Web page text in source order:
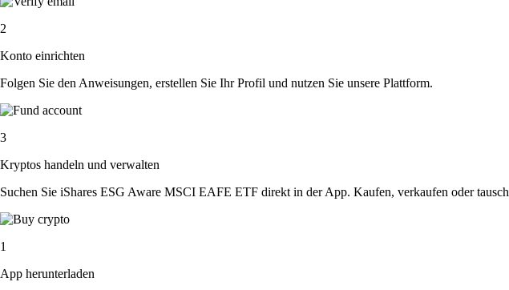
2
Konto einrichten
Folgen Sie den Anweisungen, erstellen Sie Ihr Profil und nutzen Sie unsere Plattform.
3
Kryptos handeln und verwalten
Suchen Sie iShares ESG Aware MSCI EAFE ETF direkt in der App. Kaufen, verkaufen oder
1
App herunterladen